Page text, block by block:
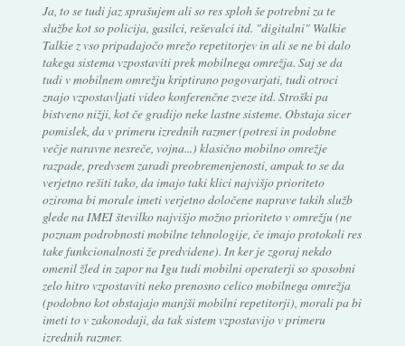
Ja, to se tudi jaz sprašujem ali so res sploh še potrebni za te
službe kot so policija, gasilci, reševalci itd. "digitalni" Walkie
Talkie z vso pripadajočo mrežo repetitorjev in ali se ne bi dalo
takega sistema vzpostaviti prek mobilnega omrežja. Saj se da
tudi v mobilnem omrežju kriptirano pogovarjati, tudi otroci
znajo vzpostavljati video konferenčne zveze itd. Stroški pa
bistveno nižji, kot če gradijo neke lastne sisteme. Obstaja sicer
pomislek, da v primeru izrednih razmer (potresi in podobne
večje naravne nesreče, vojna...) klasično mobilno omrežje
razpade, predvsem zaradi preobremenjenosti, ampak to se da
verjetno rešiti tako, da imajo taki klici najvišjo prioriteto
oziroma bi morale imeti verjetno določene naprave takih služb
glede na IMEI številko najvišjo možno prioriteto v omrežju (ne
poznam podrobnosti mobilne tehnologije, če imajo protokoli res
take funkcionalnosti že predvidene). In ker je zgoraj nekdo
omenil žled in zapor na Igu tudi mobilni operaterji so sposobni
zelo hitro vzpostaviti neko prenosno celico mobilnega omrežja
(podobno kot obstajajo manjši mobilni repetitorji), morali pa bi
imeti to v zakonodaji, da tak sistem vzpostavijo v primeru
izrednih razmer.